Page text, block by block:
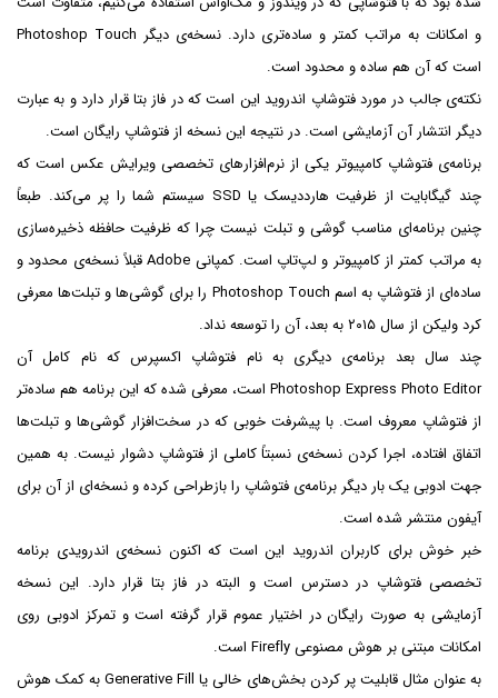
و امکانات به مراتب کمتر و ساده‌تری دارد. نسخه‌ی دیگر Photoshop Touch
است که آن هم ساده و محدود است.
نکته‌ی جالب در مورد فتوشاپ اندروید این است که در فاز بتا قرار دارد و به عبارت
دیگر انتشار آن آزمایشی است. در نتیجه این نسخه از فتوشاپ رایگان است.
برنامه‌ی فتوشاپ کامپیوتر یکی از نرم‌افزارهای تخصصی ویرایش عکس است که
چند گیگابایت از ظرفیت هارددیسک یا SSD سیستم شما را پر می‌کند. طبعاً‌
چنین برنامه‌ای مناسب گوشی و تبلت نیست چرا که ظرفیت حافظه ذخیره‌سازی
به مراتب کمتر از کامپیوتر و لپ‌تاپ است. کمپانی Adobe قبلاً نسخه‌ی محدود و
ساده‌ای از فتوشاپ به اسم Photoshop Touch را برای گوشی‌ها و تبلت‌ها معرفی
کرد ولیکن از سال ۲۰۱۵ به بعد، آن را توسعه نداد.
چند سال بعد برنامه‌ی دیگری به نام فتوشاپ اکسپرس که نام کامل آن
Photoshop Express Photo Editor است، معرفی شده که این برنامه هم ساده‌تر
از فتوشاپ معروف است. با پیشرفت خوبی که در سخت‌افزار گوشی‌ها و تبلت‌ها
اتفاق افتاده، اجرا کردن نسخه‌ی نسبتاً کاملی از فتوشاپ دشوار نیست. به همین
جهت ادوبی یک بار دیگر برنامه‌ی فتوشاپ را بازطراحی کرده و نسخه‌ای از آن برای
آیفون منتشر شده است.
خبر خوش برای کاربران اندروید این است که اکنون نسخه‌ی اندرویدی برنامه
تخصصی فتوشاپ در دسترس است و البته در فاز بتا قرار دارد. این نسخه
آزمایشی به صورت رایگان در اختیار عموم قرار گرفته است و تمرکز ادوبی روی
امکانات مبتنی بر هوش مصنوعی Firefly است.
به عنوان مثال قابلیت پر کردن بخش‌های خالی یا Generative Fill به کمک هوش